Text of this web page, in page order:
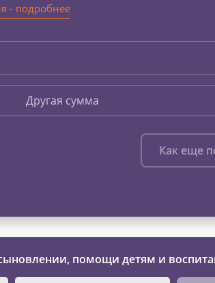
- подробнее
Другая сумма
Как еще
помощи детям и